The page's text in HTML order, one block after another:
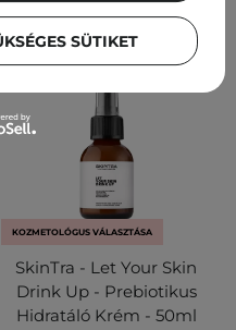
KOZMETOLÓGUS VÁLASZTÁSA
SkinTra - Let Your Skin
Drink Up - Prebiotikus
Hidratáló Krém - 50ml
SÜTIKET